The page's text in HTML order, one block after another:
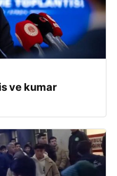
ve kumar